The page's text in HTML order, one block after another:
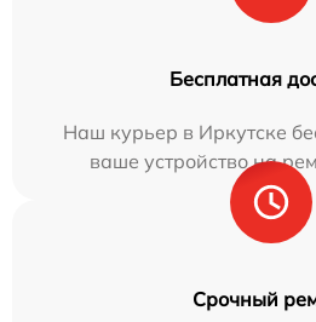
Бесплатная
Наш курьер в Иркутске
ваше устройство на
Срочный